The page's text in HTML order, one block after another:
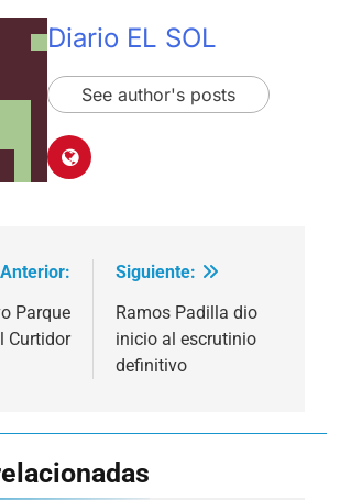
Diario EL SOL
See author's posts
Anterior:
Parque
Curtidor
Siguiente:
Ramos Padilla dio
inicio al escrutinio
definitivo